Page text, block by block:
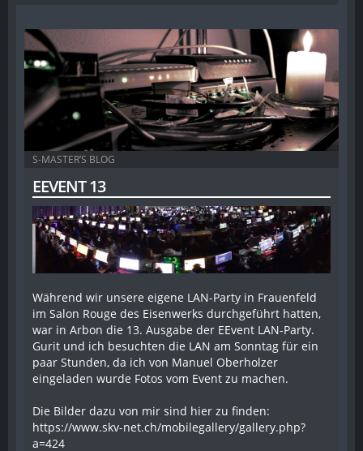
S-MASTER’S BLOG
EEVENT 13
Während wir unsere eigene LAN-Party in Frauenfeld
im Salon Rouge des Eisenwerks durchgeführt hatten,
war in Arbon die 13. Ausgabe der EEvent LAN-Party.
Gurit und ich besuchten die LAN am Sonntag für ein
paar Stunden, da ich von Manuel Oberholzer
eingeladen wurde Fotos vom Event zu machen.
Die Bilder dazu von mir sind hier zu finden:
https://www.skv-net.ch/mobilegallery/gallery.php?
a=424